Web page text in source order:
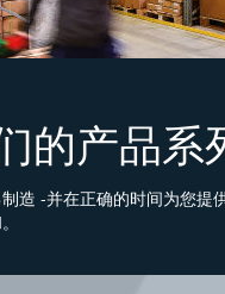
的产品系
造 -并在正确的时间为您